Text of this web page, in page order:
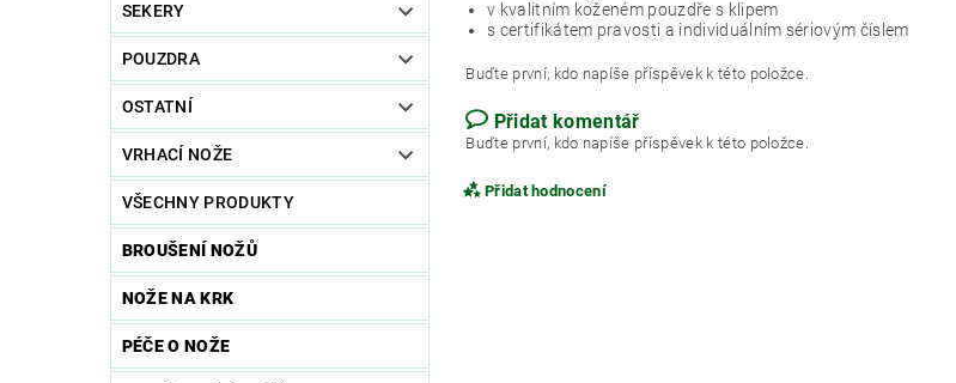
SEKERY
POUZDRA
OSTATNÍ
VRHACÍ NOŽE
VŠECHNY PRODUKTY
BROUŠENÍ NOŽŮ
NOŽE NA KRK
PÉČE O NOŽE
v kvalitním koženém pouzdře s klipem
s certifikátem pravosti a individuálním sériovým číslem
Buďte první, kdo napíše příspěvek k této položce.
Přidat komentář
Buďte první, kdo napíše příspěvek k této položce.
Přidat hodnocení